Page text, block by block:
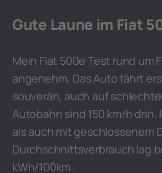
Gute Laune im Fiat
Mein Fiat 500e Test rund um
angenehm. Das Auto fährt
souverän, auch auf
Autobahn sind 150 km/h
als auch mit geschlossenem
Durchschnittsverbrauch lag
kWh/100km.